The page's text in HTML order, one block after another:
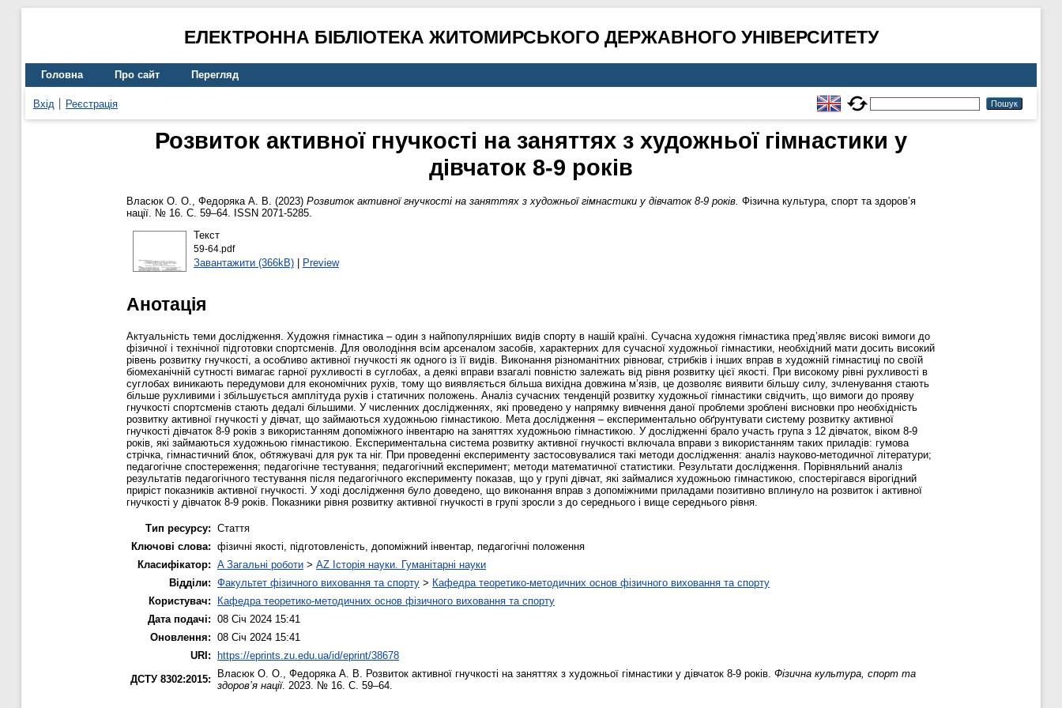
ЕЛЕКТРОННА БІБЛІОТЕКА ЖИТОМИРСЬКОГО ДЕРЖАВНОГО УНІВЕРСИТЕТУ
Головна Про сайт Перегляд
Вхід Реєстрація
Розвиток активної гнучкості на заняттях з художньої гімнастики у
дівчаток 8-9 років
Власюк О. О., Федоряка А. В. (2023) Розвиток активної гнучкості на заняттях з художньої гімнастики у дівчаток 8-9 років. Фізична культура, спорт та здоров’я
нації. № 16. С. 59–64. ISSN 2071-5285.
Текст
59-64.pdf
Завантажити (366kB)| Preview
Анотація
Актуальність теми дослідження. Художня гімнастика – один з найпопулярніших видів спорту в нашій країні. Сучасна художня гімнастика пред’являє високі вимоги до
фізичної і технічної підготовки спортсменів. Для оволодіння всім арсеналом засобів, характерних для сучасної художньої гімнастики, необхідний мати досить високий
рівень розвитку гнучкості, а особливо активної гнучкості як одного із її видів. Виконання різноманітних рівноваг, стрибків і інших вправ в художній гімнастиці по своїй
біомеханічній сутності вимагає гарної рухливості в суглобах, а деякі вправи взагалі повністю залежать від рівня розвитку цієї якості. При високому рівні рухливості в
суглобах виникають передумови для економічних рухів, тому що виявляється більша вихідна довжина м’язів, це дозволяє виявити більшу силу, зчленування стають
більше рухливими і збільшується амплітуда рухів і статичних положень. Аналіз сучасних тенденцій розвитку художньої гімнастики свідчить, що вимоги до прояву
гнучкості спортсменів стають дедалі більшими. У численних дослідженнях, які проведено у напрямку вивчення даної проблеми зроблені висновки про необхідність
розвитку активної гнучкості у дівчат, що займаються художньою гімнастикою. Мета дослідження – експериментально обґрунтувати систему розвитку активної
гнучкості дівчаток 8-9 років з використанням допоміжного інвентарю на заняттях художньою гімнастикою. У дослідженні брало участь група з 12 дівчаток, віком 8-9
років, які займаються художньою гімнастикою. Експериментальна система розвитку активної гнучкості включала вправи з використанням таких приладів: гумова
стрічка, гімнастичний блок, обтяжувачі для рук та ніг. При проведенні експерименту застосовувалися такі методи дослідження: аналіз науково-методичної літератури;
педагогічне спостереження; педагогічне тестування; педагогічний експеримент; методи математичної статистики. Результати дослідження. Порівняльний аналіз
результатів педагогічного тестування після педагогічного експерименту показав, що у групі дівчат, які займалися художньою гімнастикою, спостерігався вірогідний
приріст показників активної гнучкості. У ході дослідження було доведено, що виконання вправ з допоміжними приладами позитивно вплинуло на розвиток і активної
гнучкості у дівчаток 8-9 років. Показники рівня розвитку активної гнучкості в групі зросли з до середнього і вище середнього рівня.
Тип ресурсу: Стаття
Ключові слова: фізичні якості, підготовленість, допоміжний інвентар, педагогічні положення
Класифікатор: A Загальні роботи > AZ Історія науки. Гуманітарні науки
Відділи: Факультет фізичного виховання та спорту > Кафедра теоретико-методичних основ фізичного виховання та спорту
Користувач:
Кафедра теоретико-методичних основ фізичного виховання та спорту
Дата подачі: 08 Січ 2024 15:41
Оновлення: 08 Січ 2024 15:41
URI: https://eprints.zu.edu.ua/id/eprint/38678
ДСТУ 8302:2015:
Власюк О. О. Федоряка А. В. Розвиток активної гнучкості на заняттях з художньої гімнастики у дівчаток 8-9 років. Фізична культура, спорт та
здоров’я нації. 2023. № 16. С. 59–64.